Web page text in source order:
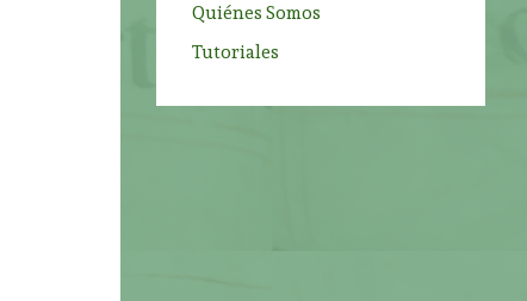
Quiénes Somos
Tutoriales